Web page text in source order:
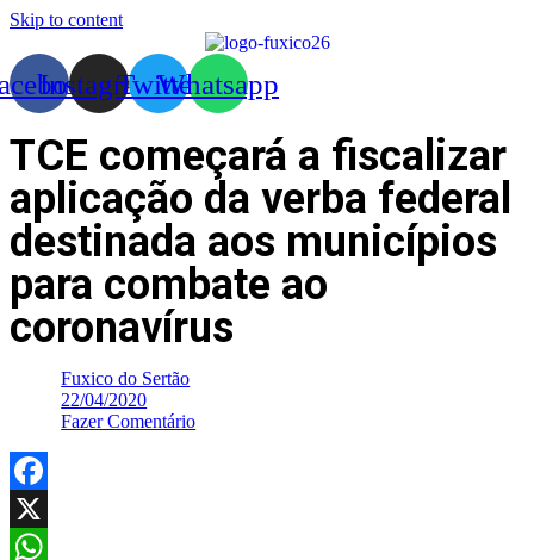
Skip to content
InstagramTwitterWhatsapp
TCE começará a fiscalizar
aplicação da verba federal
destinada aos municípios
para combate ao
coronavírus
Fuxico do Sertão
22/04/2020
Fazer Comentário
Facebook
X